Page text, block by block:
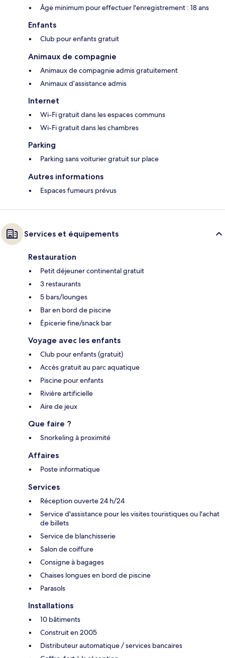
Âge minimum pour effectuer l'enregistrement : 18 ans
Enfants
Club pour enfants gratuit
Animaux de compagnie
Animaux de compagnie admis gratuitement
Animaux d’assistance admis
Internet
Wi-Fi gratuit dans les espaces communs
Wi-Fi gratuit dans les chambres
Parking
Parking sans voiturier gratuit sur place
Autres informations
Espaces fumeurs prévus
Services et équipements
Restauration
Petit déjeuner continental gratuit
3 restaurants
5 bars/lounges
Bar en bord de piscine
Épicerie fine/snack bar
Voyage avec les enfants
Club pour enfants (gratuit)
Accès gratuit au parc aquatique
Piscine pour enfants
Rivière artificielle
Aire de jeux
Que faire ?
Snorkeling à proximité
Affaires
Poste informatique
Services
Réception ouverte 24 h/24
Service d'assistance pour les visites touristiques ou l'achat
de billets
Service de blanchisserie
Salon de coiffure
Consigne à bagages
Chaises longues en bord de piscine
Parasols
Installations
10 bâtiments
Construit en 2005
Distributeur automatique / services bancaires